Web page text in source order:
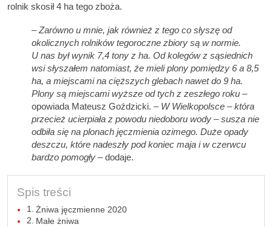
rolnik skosił 4 ha tego zboża.
–Zarówno u mnie, jak również z tego co słyszę od
okolicznych rolników tegoroczne zbiory są w normie.
U nas był wynik 7,4 tony z ha. Od kolegów z sąsiednich
wsi słyszałem natomiast, że mieli plony pomiędzy 6 a 8,5
ha, a miejscami na cięższych glebach nawet do 9 ha.
Plony są miejscami wyższe od tych z zeszłego roku –
opowiada Mateusz Goździcki. – W Wielkopolsce – która
przecież ucierpiała z powodu niedoboru wody – susza nie
odbiła się na plonach jęczmienia ozimego. Duże opady
deszczu, które nadeszły pod koniec maja i w czerwcu
bardzo pomogły – dodaje.
Spis treści
Żniwa jęczmienne 2020
Małe żniwa